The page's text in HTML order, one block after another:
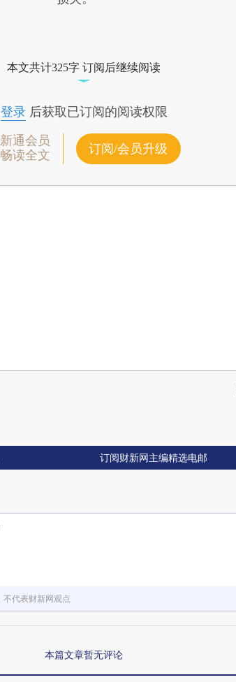
本文共计325字 订阅后继续阅读
登录后获取已订阅的阅读权限
通会员
读全文
订阅/会员升级
订阅财新网主编精选电邮
不代表财新网观点
本篇文章暂无评论